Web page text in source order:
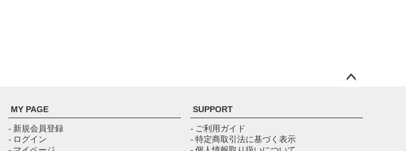
ップ
MY PAGE
- 新規会員登録
- ログイン
SUPPORT
- ご利用ガイド
- 特定商取引法に基づく表示